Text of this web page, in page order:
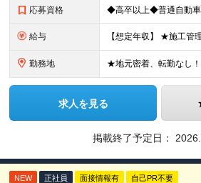
応募資格
給与
勤務地
求人を見る
掲載終了予定日：
NEW 正社員 面接情報有 自己PR不要